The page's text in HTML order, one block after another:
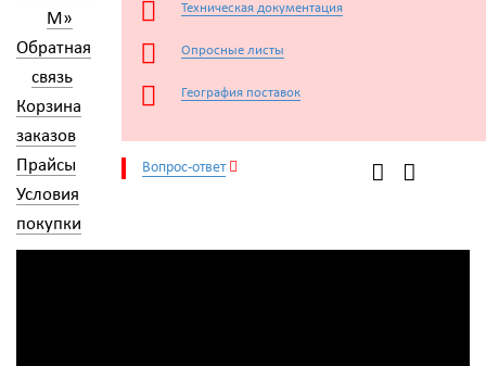
М»
Обратная
связь
Корзина
заказов
Прайсы
Условия
покупки
Техническая документация
Опросные листы
География поставок
Вопрос-ответ